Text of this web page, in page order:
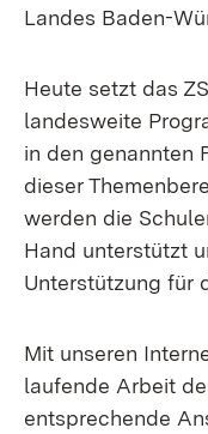
Landes Baden-
Heute setzt das
landesweite
in den genannten
dieser
werden die
Hand unterstützt
Unterstützung für
Mit unseren
laufende Arbeit
entsprechende